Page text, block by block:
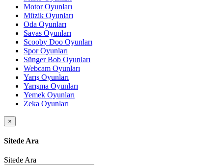
Motor Oyunları
Müzik Oyunları
Oda Oyunları
Savas Oyunları
Scooby Doo Oyunları
Spor Oyunları
Sünger Bob Oyunları
Webcam Oyunları
Yarış Oyunları
Yarışma Oyunları
Yemek Oyunları
Zeka Oyunları
×
Sitede Ara
Sitede Ara